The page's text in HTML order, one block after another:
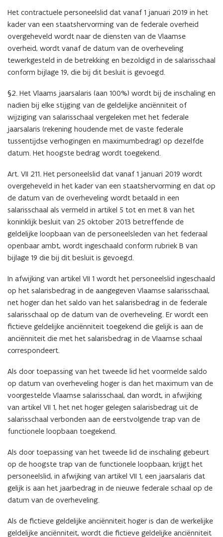
Het contractuele personeelslid dat vanaf 1 januari 2019 in het
kader van een staatshervorming van de federale overheid
overgeheveld wordt naar de diensten van de Vlaamse
overheid, wordt vanaf de datum van de overheveling
tewerkgesteld in de betrekking en bezoldigd in de salarisschaal
conform bijlage 19, die bij dit besluit is gevoegd.
§2. Het Vlaams jaarsalaris (aan 100%) wordt bij de inschaling en
nadien bij elke stijging van de geldelijke anciënniteit of
wijziging van salarisschaal vergeleken met het federale
jaarsalaris (rekening houdende met de vaste federale
tussentijdse verhogingen en maximumbedrag) op dezelfde
datum. Het hoogste bedrag wordt toegekend.
Art. VII 211. Het personeelslid dat vanaf 1 januari 2019 wordt
overgeheveld in het kader van een staatshervorming en dat op
de datum van de overheveling wordt betaald in een
salarisschaal als vermeld in artikel 5 tot en met 8 van het
koninklijk besluit van 25 oktober 2013 betreffende de
geldelijke loopbaan van de personeelsleden van het federaal
openbaar ambt, wordt ingeschaald conform rubriek B van
bijlage 19 die bij dit besluit is gevoegd.
In afwijking van artikel VII 1 wordt het personeelslid ingeschaald
op het salarisbedrag in de aangegeven Vlaamse salarisschaal,
net hoger dan het saldo van het salarisbedrag in de federale
salarisschaal op de datum van de overheveling. Er wordt een
fictieve geldelijke anciënniteit toegekend die gelijk is aan de
anciënniteit die met het salarisbedrag in de Vlaamse schaal
correspondeert.
Als door toepassing van het tweede lid het voormelde saldo
op datum van overheveling hoger is dan het maximum van de
voorgestelde Vlaamse salarisschaal, dan wordt, in afwijking
van artikel VII 1, het net hoger gelegen salarisbedrag uit de
salarisschaal verbonden aan de eerstvolgende trap van de
functionele loopbaan toegekend.
Als door toepassing van het tweede lid de inschaling gebeurt
op de hoogste trap van de functionele loopbaan, krijgt het
personeelslid, in afwijking van artikel VII 1, een jaarsalaris dat
gelijk is aan het jaarbedrag in de nieuwe federale schaal op de
datum van de overheveling.
Als de fictieve geldelijke anciënniteit hoger is dan de werkelijke
geldelijke anciënniteit, wordt die fictieve geldelijke anciënniteit